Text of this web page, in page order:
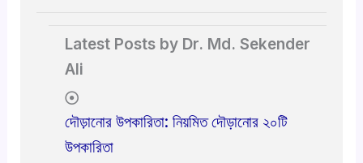
Latest Posts by Dr. Md. Sekender
Ali
দৌড়ানোর উপকারিতা: নিয়মিত দৌড়ানোর ২০টি
উপকারিতা